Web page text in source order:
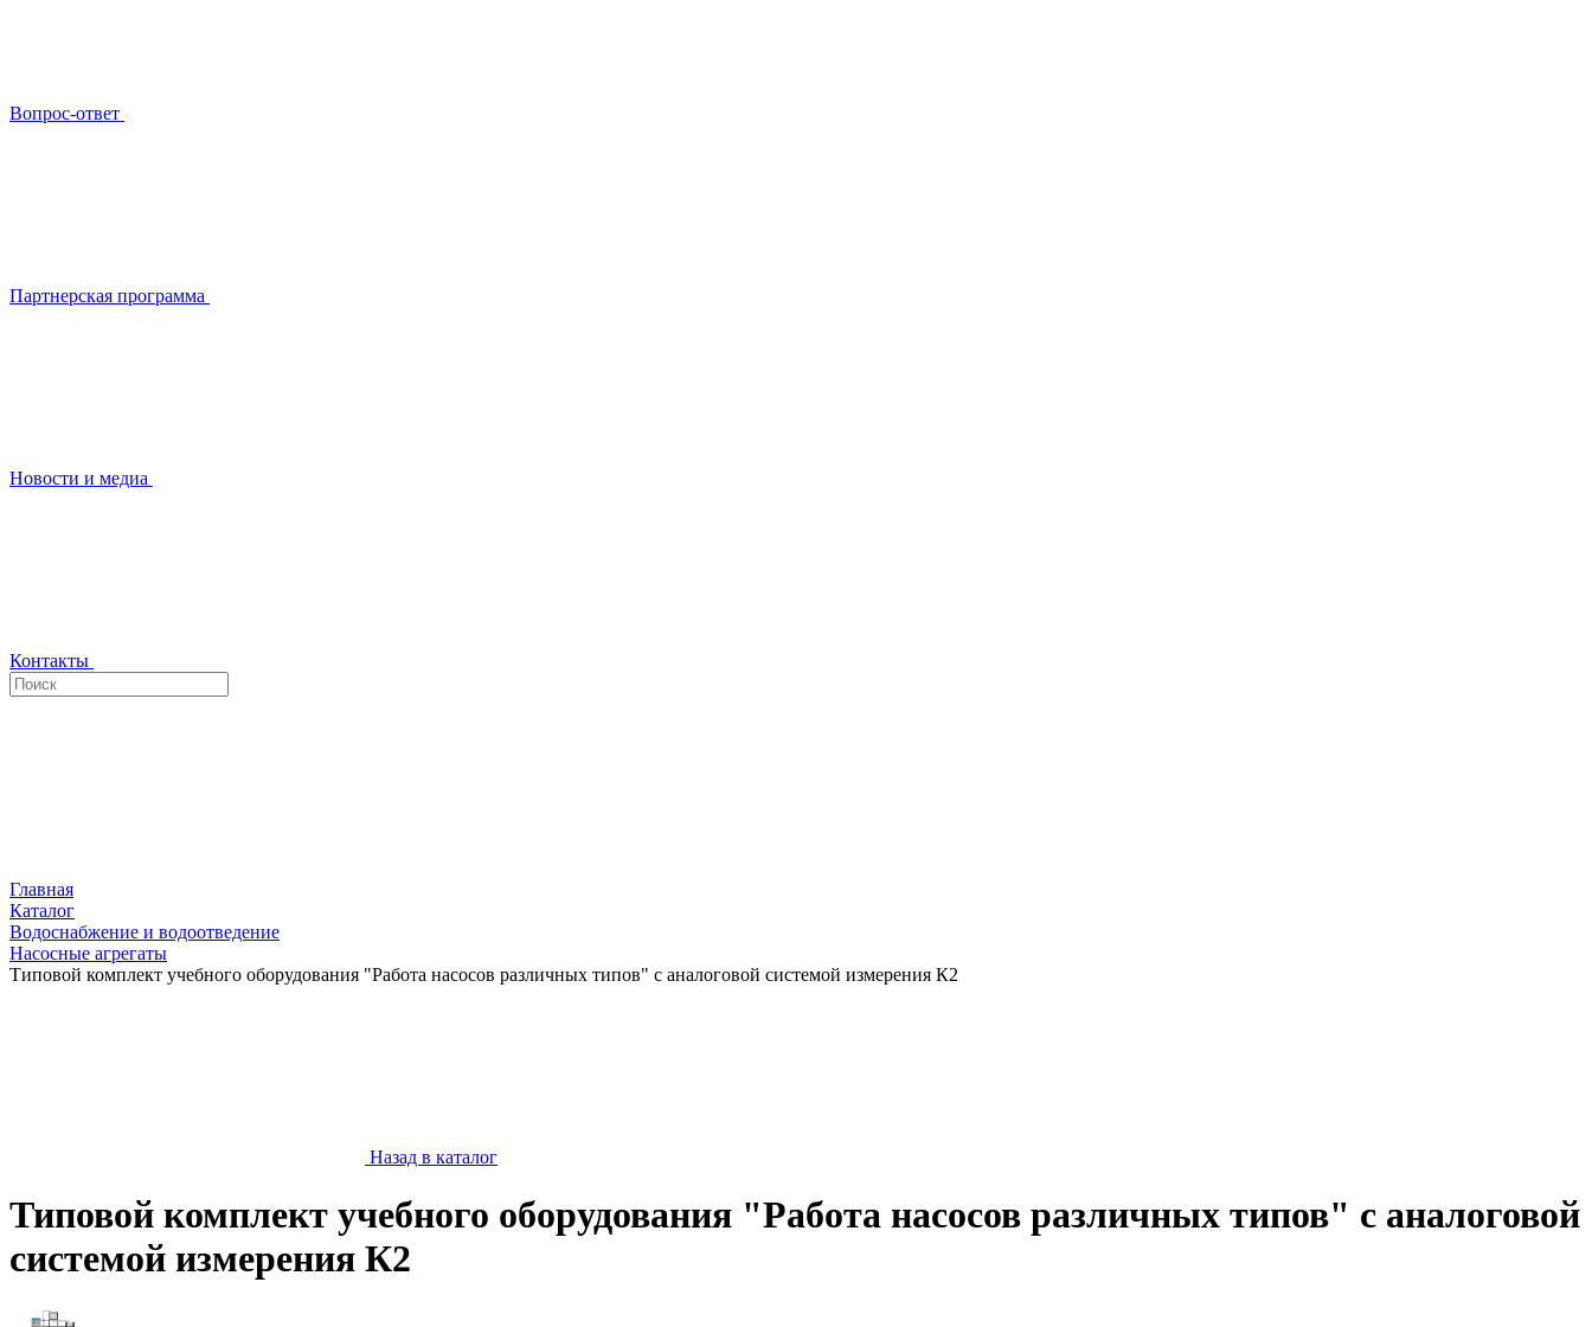
Вопрос-ответ
Партнерская программа
Новости и медиа
Контакты
Главная
Каталог
Водоснабжение и водоотведение
Насосные агрегаты
Типовой комплект учебного оборудования "Работа насосов различных типов" c аналоговой системой измерения К2
Назад в каталог
Типовой комплект учебного оборудования "Работа насосов различных типов" c аналоговой
системой измерения К2